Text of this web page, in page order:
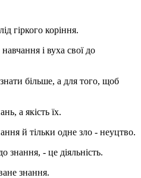
гіркого коріння.
і вуха свої до
більше, а для того, щоб
а якість їх.
й тільки одне зло - неуцтво.
- це діяльність.
знання.